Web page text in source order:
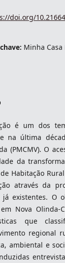
doi.org/
Minha
é um dos
na última
(PMCMV). O
da
Habitação
através da
já existentes. O
Nova
que
regional
ambiental e
fronteiras